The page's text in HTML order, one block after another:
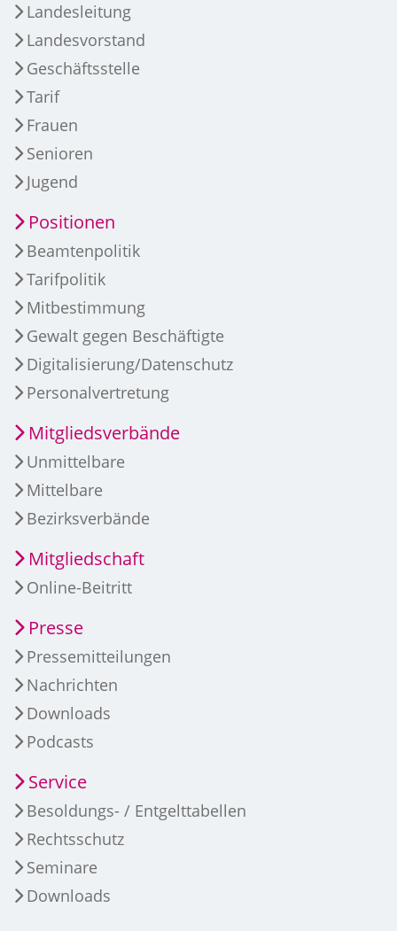
Landesleitung
Landesvorstand
Geschäftsstelle
Tarif
Frauen
Senioren
Jugend
Positionen
Beamtenpolitik
Tarifpolitik
Mitbestimmung
Gewalt gegen Beschäftigte
Digitalisierung/Datenschutz
Personalvertretung
Mitgliedsverbände
Unmittelbare
Mittelbare
Bezirksverbände
Mitgliedschaft
Online-Beitritt
Presse
Pressemitteilungen
Nachrichten
Downloads
Podcasts
Service
Besoldungs- / Entgelttabellen
Rechtsschutz
Seminare
Downloads